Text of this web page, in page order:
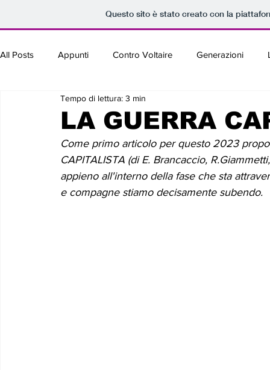
Questo sito è stato creato con la
All Posts Appunti Contro Voltaire Generazioni
LA GUERRA
Tempo di lettura: 3 min
Come primo articolo per questo 2023
CAPITALISTA (di E. Brancaccio,
appieno all'interno della fase che sta
e compagne stiamo decisamente subendo.